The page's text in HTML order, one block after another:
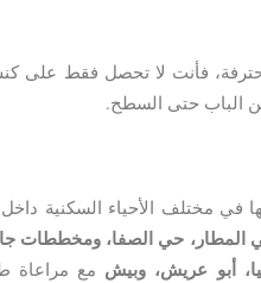
فأنت لا تحصل فقط على
الباب حتى السطح.
في مختلف الأحياء السكنية داخل
حي الصفا، ومخططات
أبو عريش، وبيش مع مراعاة